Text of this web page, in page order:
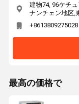
建物74, 96ケチ
ナンチェン地区,
+8613809275028
最高の価格で